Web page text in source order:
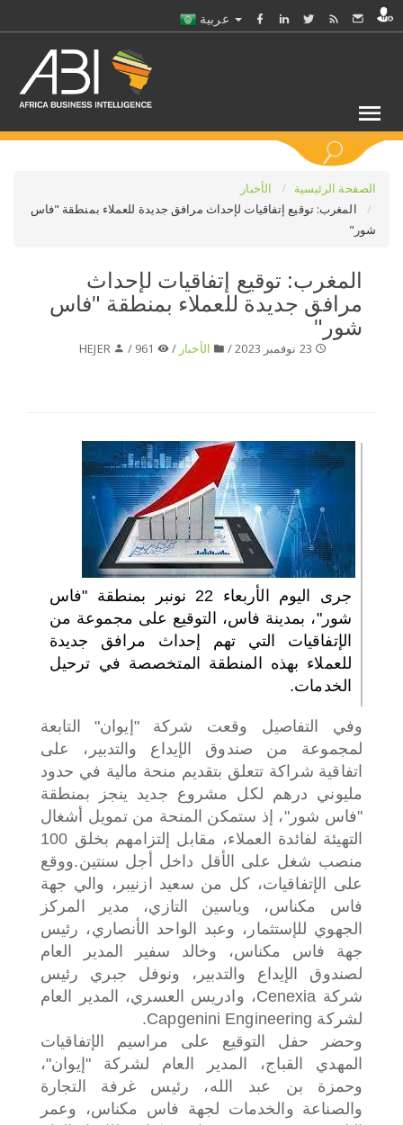
الصفحة الرئيسية
الأخبار
المغرب: توقيع إتفاقيات لإحداث مرافق جديدة للعملاء بمنطقة "فاس
شور"
المغرب: توقيع إتفاقيات لإحداث
مرافق جديدة للعملاء بمنطقة "فاس
شور"
الأخبار /
HEJER
جرى اليوم الأربعاء 22 نونبر بمنطقة "فاس
شور"، بمدينة فاس، التوقيع على مجموعة من
الإتفاقيات التي تهم إحداث مرافق جديدة
للعملاء بهذه المنطقة المتخصصة في ترحيل
الخدمات.
وفي التفاصيل وقعت شركة "إيوان" التابعة
لمجموعة من صندوق الإيداع والتدبير، على
اتفاقية شراكة تتعلق بتقديم منحة مالية في حدود
مليوني درهم لكل مشروع جديد ينجز بمنطقة
"فاس شور"، إذ ستمكن المنحة من تمويل أشغال
التهيئة لفائدة العملاء، مقابل إلتزامهم بخلق 100
منصب شغل على الأقل داخل أجل سنتين.ووقع
على الإتفاقيات، كل من سعيد ازنيبر، والي جهة
فاس مكناس، وياسين التازي، مدير المركز
الجهوي للإستثمار، وعبد الواحد الأنصاري، رئيس
جهة فاس مكناس، وخالد سفير المدير العام
لصندوق الإيداع والتدبير، ونوفل جبري رئيس
شركة Cenexia، وادريس العسري، المدير العام
لشركة Capgenini Engineering.
وحضر حفل التوقيع على مراسيم الإتفاقيات
المهدي القباج، المدير العام لشركة "إيوان"،
وحمزة بن عبد الله، رئيس غرفة التجارة
والصناعة والخدمات لجهة فاس مكناس، وعمر